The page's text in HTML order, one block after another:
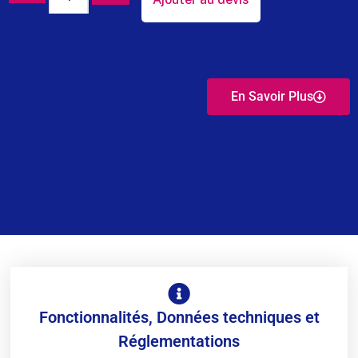
En Savoir Plus
Fonctionnalités, Données techniques et
Réglementations